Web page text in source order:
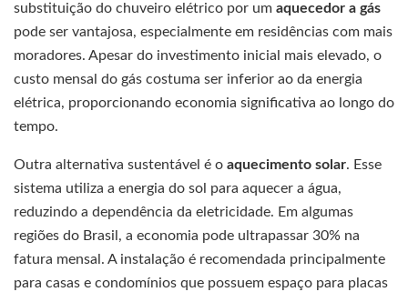
substituição do chuveiro elétrico por um aquecedor a gás
pode ser vantajosa, especialmente em residências com mais
moradores. Apesar do investimento inicial mais elevado, o
custo mensal do gás costuma ser inferior ao da energia
elétrica, proporcionando economia significativa ao longo do
tempo.
Outra alternativa sustentável é o aquecimento solar. Esse
sistema utiliza a energia do sol para aquecer a água,
reduzindo a dependência da eletricidade. Em algumas
regiões do Brasil, a economia pode ultrapassar 30% na
fatura mensal. A instalação é recomendada principalmente
para casas e condomínios que possuem espaço para placas